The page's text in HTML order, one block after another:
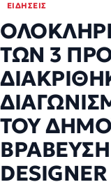
ΕΙΔΉΣΕΙΣ
ΤΩΝ 3
ΤΟΥ